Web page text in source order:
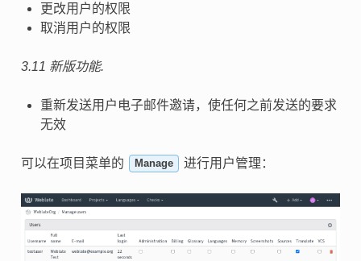
更改用户的权限
取消用户的权限
3.11 新版功能.
重新发送用户电子邮件邀请，使任何之前发送的要求
无效
可以在项目菜单的 Manage 进行用户管理：